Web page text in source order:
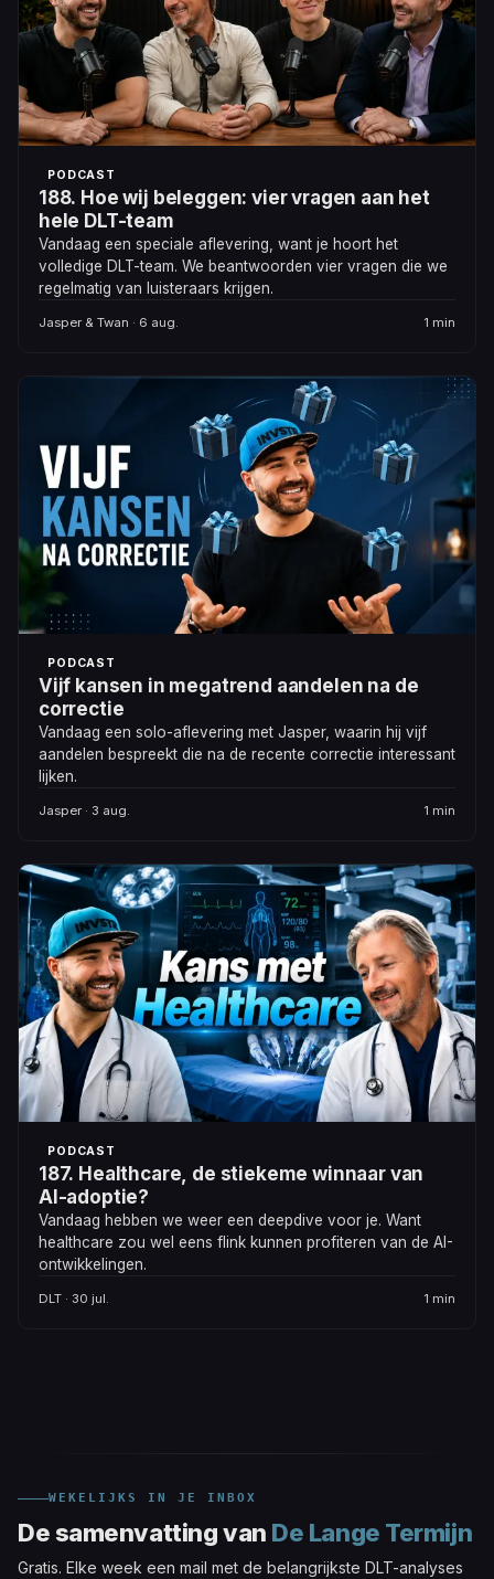
PODCAST
188. Hoe wij beleggen: vier vragen aan het
hele DLT-team
Vandaag een speciale aflevering, want je hoort het
volledige DLT-team. We beantwoorden vier vragen die we
regelmatig van luisteraars krijgen.
Jasper & Twan · 6 aug. 1 min
PODCAST
Vijf kansen in megatrend aandelen na de
correctie
Vandaag een solo-aflevering met Jasper, waarin hij vijf
aandelen bespreekt die na de recente correctie interessant
lijken.
Jasper · 3 aug. 1 min
PODCAST
187. Healthcare, de stiekeme winnaar van
AI-adoptie?
Vandaag hebben we weer een deepdive voor je. Want
healthcare zou wel eens flink kunnen profiteren van de AI-
ontwikkelingen.
DLT · 30 jul. 1 min
WEKELIJKS IN JE INBOX
De samenvatting van De Lange Termijn
Gratis. Elke week een mail met de belangrijkste DLT-analyses